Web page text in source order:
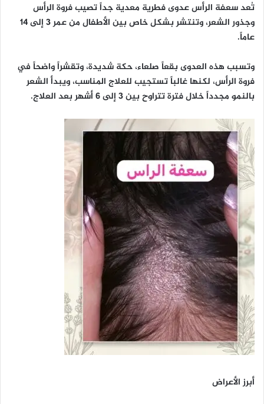
تُعد سعفة الرأس عدوى فطرية معدية جداً تصيب فروة الرأس
وجذور الشعر، وتنتشر بشكل خاص بين الأطفال من عمر 3 إلى 14
عاماً.
وتسبب هذه العدوى بقعاً صلعاء، حكة شديدة، وتقشراً واضحاً في
فروة الرأس، لكنها غالباً تستجيب للعلاج المناسب، ويبدأ الشعر
بالنمو مجدداً خلال فترة تتراوح بين 3 إلى 6 أشهر بعد العلاج.
أبرز الأعراض